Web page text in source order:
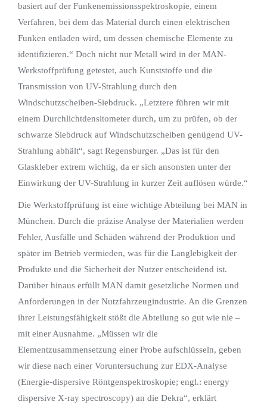
basiert auf der Funkenemissionsspektroskopie, einem
Verfahren, bei dem das Material durch einen elektrischen
Funken entladen wird, um dessen chemische Elemente zu
identifizieren.“ Doch nicht nur Metall wird in der MAN-
Werkstoffprüfung getestet, auch Kunststoffe und die
Transmission von UV-Strahlung durch den
Windschutzscheiben-Siebdruck. „Letztere führen wir mit
einem Durchlichtdensitometer durch, um zu prüfen, ob der
schwarze Siebdruck auf Windschutzscheiben genügend UV-
Strahlung abhält“, sagt Regensburger. „Das ist für den
Glaskleber extrem wichtig, da er sich ansonsten unter der
Einwirkung der UV-Strahlung in kurzer Zeit auflösen würde.“
Die Werkstoffprüfung ist eine wichtige Abteilung bei MAN in
München. Durch die präzise Analyse der Materialien werden
Fehler, Ausfälle und Schäden während der Produktion und
später im Betrieb vermieden, was für die Langlebigkeit der
Produkte und die Sicherheit der Nutzer entscheidend ist.
Darüber hinaus erfüllt MAN damit gesetzliche Normen und
Anforderungen in der Nutzfahrzeugindustrie. An die Grenzen
ihrer Leistungsfähigkeit stößt die Abteilung so gut wie nie –
mit einer Ausnahme. „Müssen wir die
Elementzusammensetzung einer Probe aufschlüsseln, geben
wir diese nach einer Voruntersuchung zur EDX-Analyse
(Energie-dispersive Röntgenspektroskopie; engl.: energy
dispersive X-ray spectroscopy) an die Dekra“, erklärt